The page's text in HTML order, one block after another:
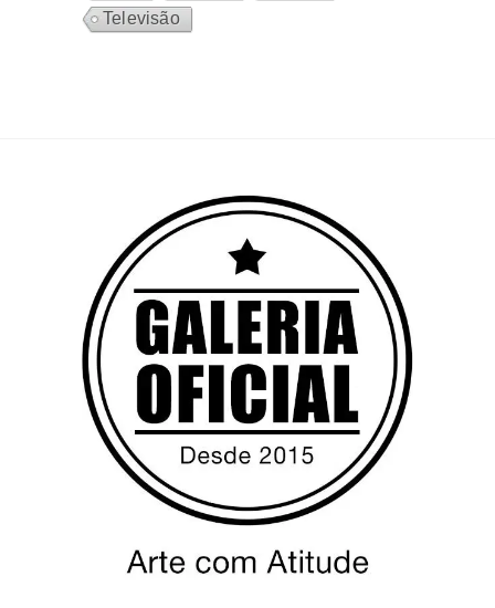
Televisão